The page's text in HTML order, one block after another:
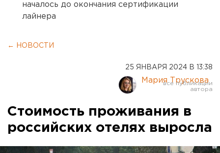
началось до окончания сертификации
лайнера
← НОВОСТИ
25 ЯНВАРЯ 2024 В 13:38
Мария Трускова
Стоимость проживания в
российских отелях выросла